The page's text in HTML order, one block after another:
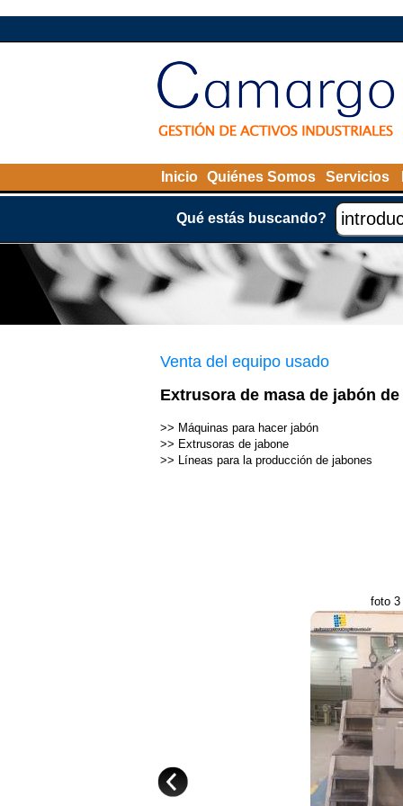
Inicio Quiénes Somos Servicios
Qué estás buscando?
Venta del equipo usado
Extrusora de masa de jabón
>> Máquinas para hacer jabón
>> Extrusoras de jabone
>> Líneas para la producción de jabones
foto 3